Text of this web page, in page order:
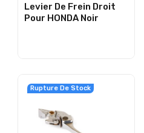
Levier De Frein Droit
Pour HONDA Noir
Rupture De Stock